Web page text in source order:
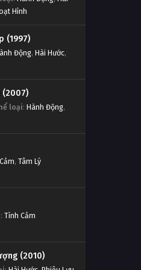
Hình
(1997)
Động, Hài Hước,
(2007)
loại: Hành Động,
, Tâm Lý
: Tình Cảm
(2010)